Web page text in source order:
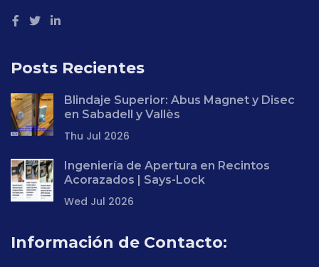
Posts Recientes
Blindaje Superior: Abus Magnet y Disec
en Sabadell y Vallès
Thu Jul 2026
Ingeniería de Apertura en Recintos
Acorazados | Says-Lock
Wed Jul 2026
Información de Contacto: